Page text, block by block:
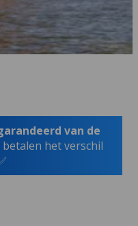
van de
betalen het verschil